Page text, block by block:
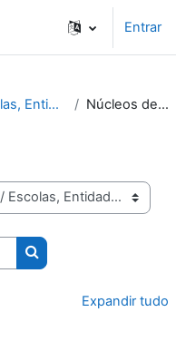
Entrar
Escolas, Entidades, Projetos Núcleos de Estágio FCT
Pesquisar disciplinas
Expandir tudo